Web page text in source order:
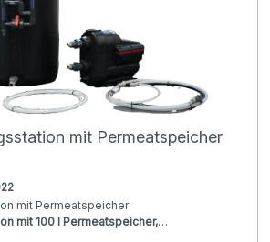
mit Permeatspeicher
mit Permeatspeicher:
mit 100 l Permeatspeicher,